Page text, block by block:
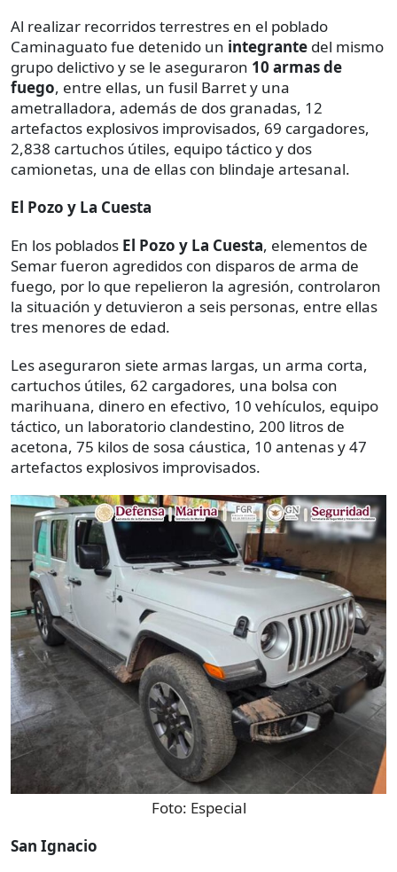
Al realizar recorridos terrestres en el poblado
Caminaguato fue detenido un integrante del mismo
grupo delictivo y se le aseguraron 10 armas de
fuego, entre ellas, un fusil Barret y una
ametralladora, además de dos granadas, 12
artefactos explosivos improvisados, 69 cargadores,
2,838 cartuchos útiles, equipo táctico y dos
camionetas, una de ellas con blindaje artesanal.
El Pozo y La Cuesta
En los poblados El Pozo y La Cuesta, elementos de
Semar fueron agredidos con disparos de arma de
fuego, por lo que repelieron la agresión, controlaron
la situación y detuvieron a seis personas, entre ellas
tres menores de edad.
Les aseguraron siete armas largas, un arma corta,
cartuchos útiles, 62 cargadores, una bolsa con
marihuana, dinero en efectivo, 10 vehículos, equipo
táctico, un laboratorio clandestino, 200 litros de
acetona, 75 kilos de sosa cáustica, 10 antenas y 47
artefactos explosivos improvisados.
Foto: Especial
San Ignacio